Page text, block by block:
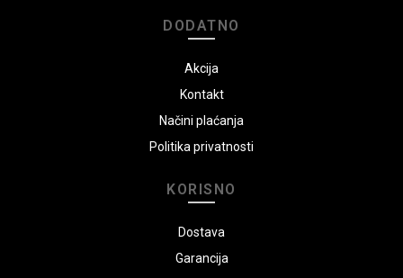
DODATNO
Akcija
Kontakt
Načini plaćanja
Politika privatnosti
KORISNO
Dostava
Garancija